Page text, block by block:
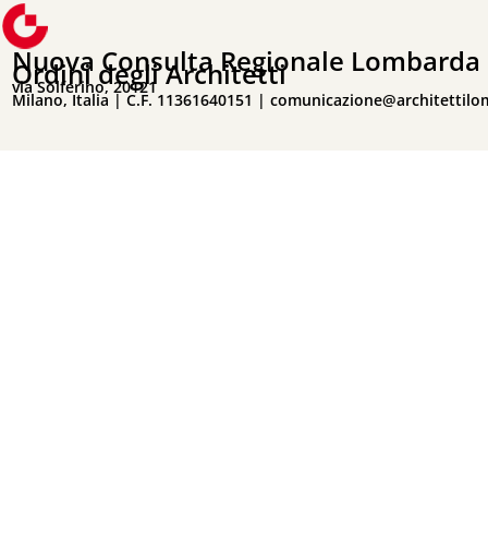
Nuova Consulta Regionale
Ordini degli Architetti
via Solferino, 20121
Milano, Italia | C.F. 11361640151 |